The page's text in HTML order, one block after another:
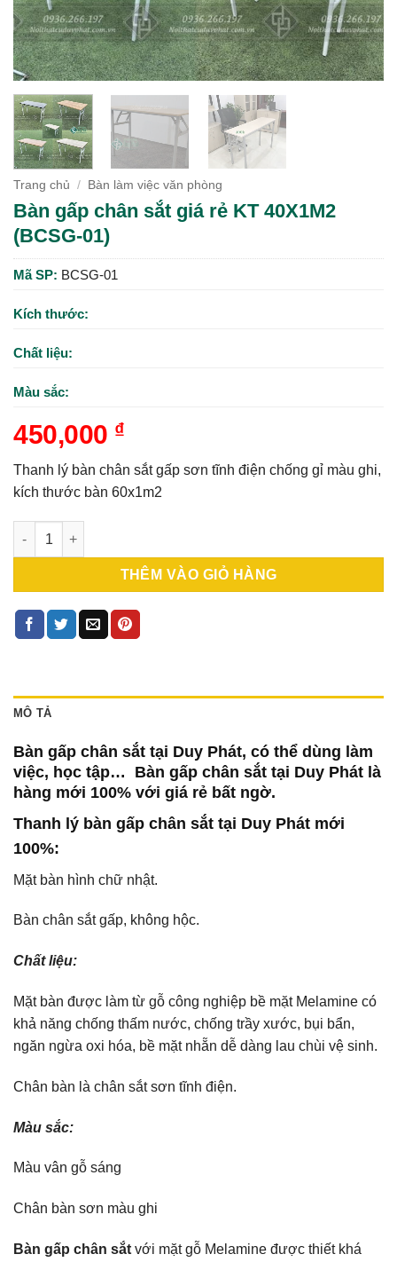
Trang chủ / Bàn làm việc văn phòng
Bàn gấp chân sắt giá rẻ KT 40X1M2
(BCSG-01)
Mã SP: BCSG-01
Kích thước:
Chất liệu:
Màu sắc:
450,000 ₫
Thanh lý bàn chân sắt gấp sơn tĩnh điện chống gỉ màu ghi,
kích thước bàn 60x1m2
Bàn gấp chân sắt giá rẻ KT 40X1M2 (BCSG-01) số lượng
THÊM VÀO GIỎ HÀNG
MÔ TẢ
Bàn gấp chân sắt tại Duy Phát, có thể dùng làm
việc, học tập… Bàn gấp chân sắt tại Duy Phát là
hàng mới 100% với giá rẻ bất ngờ.
Thanh lý bàn gấp chân sắt tại Duy Phát mới
100%:
Mặt bàn hình chữ nhật.
Bàn chân sắt gấp, không hộc.
Chất liệu:
Mặt bàn được làm từ gỗ công nghiệp bề mặt Melamine có
khả năng chống thấm nước, chống trầy xước, bụi bẩn,
ngăn ngừa oxi hóa, bề mặt nhẵn dễ dàng lau chùi vệ sinh.
Chân bàn là chân sắt sơn tĩnh điện.
Màu sắc:
Màu vân gỗ sáng
Chân bàn sơn màu ghi
Bàn gấp chân sắt với mặt gỗ Melamine được thiết khá